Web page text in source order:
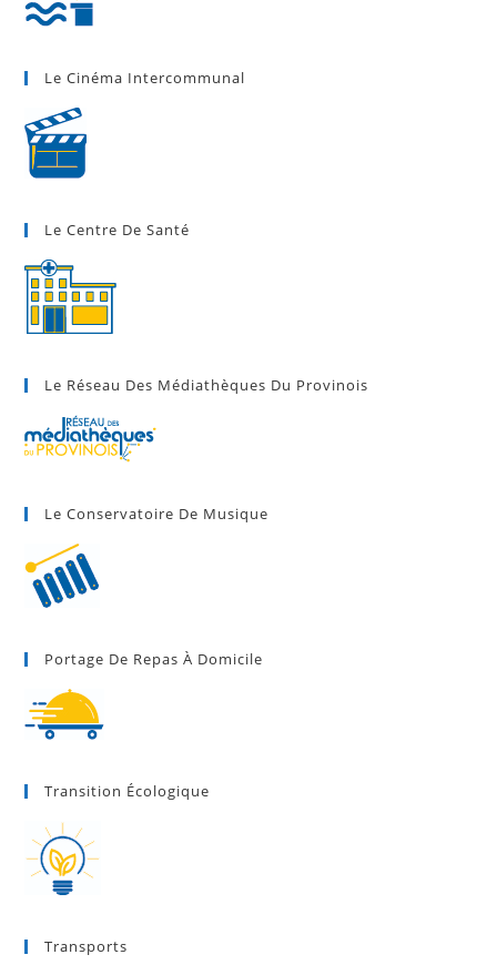
Le Cinéma Intercommunal
Le Centre De Santé
Le Réseau Des Médiathèques Du Provinois
Le Conservatoire De Musique
Portage De Repas À Domicile
Transition Écologique
Transports